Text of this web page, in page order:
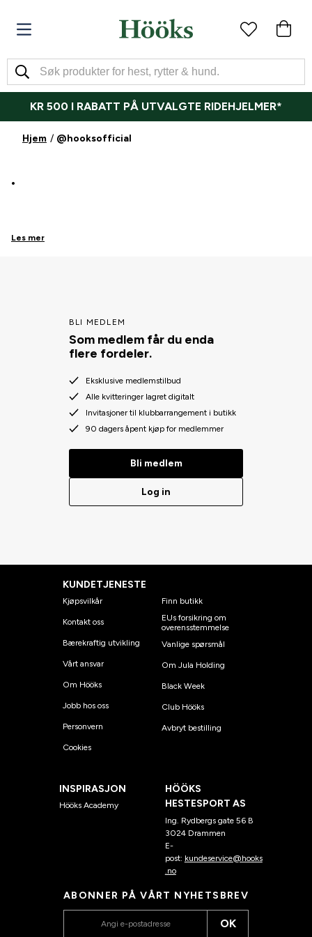
KR 500 I RABATT PÅ UTVALGTE RIDEHJELMER*
Hjem @hooksofficial
.
Les mer
BLI MEDLEM
Som medlem får du enda
flere fordeler.
Eksklusive medlemstilbud
Alle kvitteringer lagret digitalt
Invitasjoner til klubbarrangement i butikk
90 dagers åpent kjøp for medlemmer
Bli medlem
Log in
KUNDETJENESTE
Kjøpsvilkår
Kontakt oss
Bærekraftig utvikling
Vårt ansvar
Om Hööks
Jobb hos oss
Personvern
Cookies
Finn butikk
EUs forsikring om
overensstemmelse
Vanlige spørsmål
Om Jula Holding
Black Week
Club Hööks
Avbryt bestilling
INSPIRASJON
Hööks Academy
HÖÖKS
HESTESPORT AS
Ing. Rydbergs gate 56 B
3024 Drammen
E-
post: kundeservice@hooks
.no
ABONNER PÅ VÅRT NYHETSBREV
OK